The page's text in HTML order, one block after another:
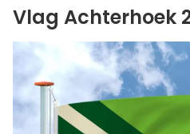
Vlag Achterhoek